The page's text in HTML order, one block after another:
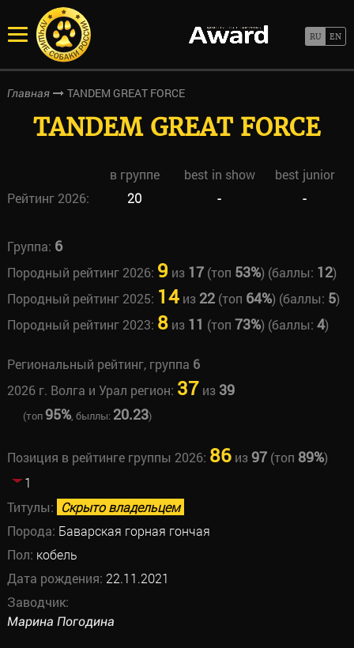
Главная TANDEM GREAT FORCE
TANDEM GREAT FORCE
в группе best in show
best junior
Рейтинг 2026:
20 - -
Группа: 6
Породный рейтинг 2026: 9 из 17(топ 53%) (баллы: 12)
Породный рейтинг 2025: 14из 22(топ 64%) (баллы: 5)
Породный рейтинг 2023: 8из 11 (топ 73%) (баллы: 4)
Региональный рейтинг, группа 6
2026 г. Волга и Урал регион: 37 из 39
(топ95%, быллы: 20.23)
Позиция в рейтинге группы 2026: 86из97(топ 89%)
1
Титулы: Скрыто владельцем
Порода: Баварская горная гончая
Пол: кобель
Дата рождения: 22.11.2021
Заводчик:
Марина Погодина